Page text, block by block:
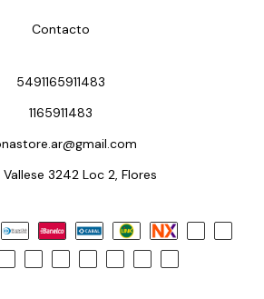
Contacto
5491165911483
1165911483
Vallese 3242 Loc 2, Flores